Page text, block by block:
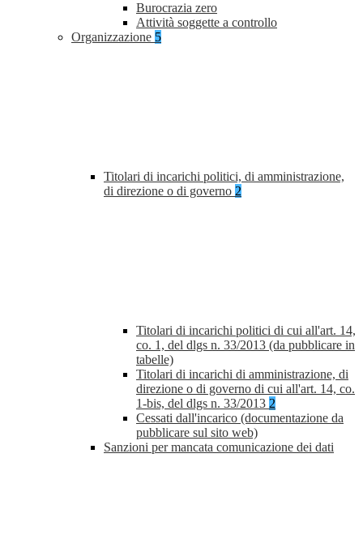
Burocrazia zero
Attività soggette a controllo
Organizzazione 5
Titolari di incarichi politici, di amministrazione,
di direzione o di governo 2
Titolari di incarichi politici di cui all'art. 14,
co. 1, del dlgs n. 33/2013 (da pubblicare in
tabelle)
Titolari di incarichi di amministrazione, di
direzione o di governo di cui all'art. 14, co.
1-bis, del dlgs n. 33/2013 2
Cessati dall'incarico (documentazione da
pubblicare sul sito web)
Sanzioni per mancata comunicazione dei dati